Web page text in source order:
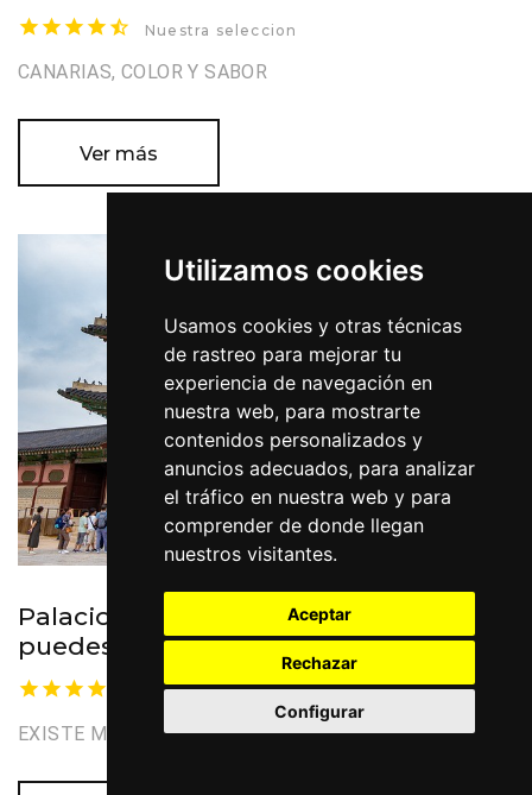
Utilizamos cookies
Usamos cookies y otras técnicas
de rastreo para mejorar tu
experiencia de navegación en
nuestra web, para mostrarte
contenidos personalizados y
anuncios adecuados, para analizar
el tráfico en nuestra web y para
comprender de donde llegan
nuestros visitantes.
Aceptar
Rechazar
Configurar
Nuestra seleccion
CANARIAS, COLOR Y SABOR
Ver más
Palacio Gyeongbokgung, no te lo
puedes perder
Nuestra seleccion
EXISTE MUCHO QUÉ VER Y HACER EN SEÚL